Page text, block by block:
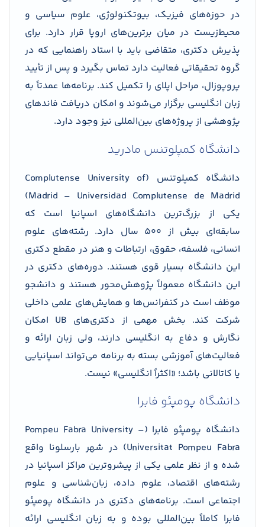
در حوزه‌های فیزیک، بیوتکنولوژی، علوم سیاسی و
محیط‌زیست در میان برترین‌های اروپا قرار دارد. برای
پذیرش دکتری، متقاضی باید با استاد راهنمایی که در
گروه تحقیقاتی فعالیت دارد تماس بگیرد و پس از تأیید
پروپوزال، مراحل اپلای را تکمیل کند. برنامه‌ها عمدتاً به
زبان انگلیسی برگزار می‌شوند و امکان دریافت فاندهای
پژوهشی از پروژه‌های بین‌المللی نیز وجود دارد.
دانشگاه کمپلوتنس مادرید
دانشگاه کمپلوتنس (Complutense University of
Madrid – Universidad Complutense de Madrid)
یکی از بزرگ‌ترین دانشگاه‌های اسپانیا است که
سابقه‌ای بیش از ۵۰۰ سال دارد. رشته‌های علوم
انسانی، فلسفه، حقوق، ارتباطات و هنر در مقطع دکتری
این دانشگاه بسیار قوی هستند. دوره‌های دکتری در
این دانشگاه معمولاً پژوهش‌محور هستند و دانشجو
موظف است در کنفرانس‌ها و همایش‌های علمی داخلی
شرکت کند. بخش مهمی از دکتری‌های UB امکان
نگارش و دفاع به انگلیسی دارند، ولی زبان ارائه و
فعالیت‌های آموزشی بسته به برنامه می‌تواند اسپانیایی
یا کاتالانی باشد؛ «اکثراً انگلیسی» نیست.
دانشگاه پومپئو فابرا
دانشگاه پومپئو فابرا (Pompeu Fabra University –
Universitat Pompeu Fabra) در شهر بارسلونا واقع
شده و از نظر علمی یکی از پیشروترین مراکز اسپانیا در
رشته‌های اقتصاد، علوم داده، زبان‌شناسی و علوم
اجتماعی است. برنامه‌های دکتری در دانشگاه پومپئو
فابرا کاملاً بین‌المللی بوده و به زبان انگلیسی ارائه